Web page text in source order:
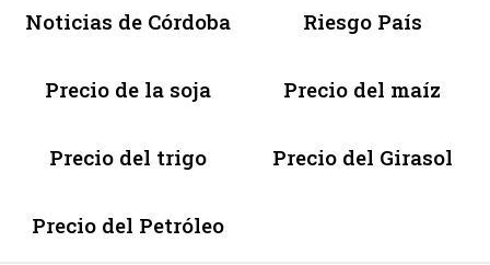
Noticias de Córdoba Riesgo País
Precio de la soja Precio del maíz
Precio del trigo Precio del Girasol
Precio del Petróleo